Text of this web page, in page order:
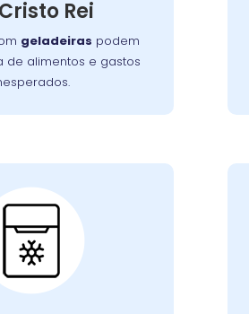
Rei
geladeiras podem
de alimentos e gastos
adequada
alimentos.
de
estão prontos para